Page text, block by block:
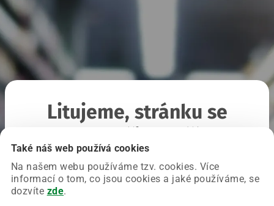
Také náš web používá cookies
Na našem webu používáme tzv. cookies. Více
informací o tom, co jsou cookies a jaké používáme, se
dozvíte zde.
Litujeme, stránku se
Chyba nastala na naší straně a už ji opravujeme.
Zkuste prosím znovu načíst požadovanou stránku.